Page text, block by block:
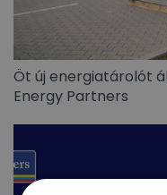
Öt új energiatárolót
Energy Partners